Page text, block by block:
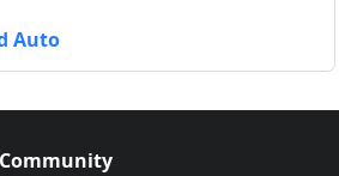
Auto
Community